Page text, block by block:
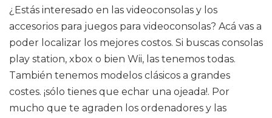
¿Estás interesado en las videoconsolas y los
accesorios para juegos para videoconsolas? Acá vas a
poder localizar los mejores costos. Si buscas consolas
play station, xbox o bien Wii, las tenemos todas.
También tenemos modelos clásicos a grandes
costes. ¡sólo tienes que echar una ojeada!. Por
mucho que te agraden los ordenadores y las